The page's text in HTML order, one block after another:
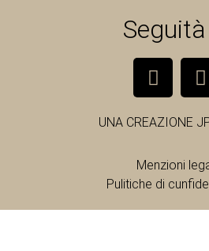
UNA CREAZIONE
Menzioni
Pulitiche di